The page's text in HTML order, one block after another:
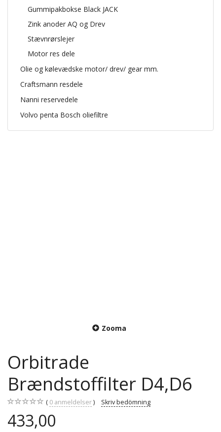
Gummipakbokse Black JACK
Zink anoder AQ og Drev
Stævnrørslejer
Motor res dele
Olie og kølevædske motor/ drev/ gear mm.
Craftsmann resdele
Nanni reservedele
Volvo penta Bosch oliefiltre
Zooma
Orbitrade
Brændstoffilter D4,D6
0 anmeldelser Skriv bedömning
433,00